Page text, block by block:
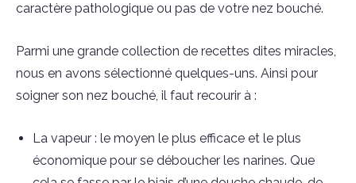
caractère pathologique ou pas de votre nez bouché.
Parmi une grande collection de recettes dites miracles,
nous en avons sélectionné quelques-uns. Ainsi pour
soigner son nez bouché, il faut recourir à :
La vapeur : le moyen le plus efficace et le plus
économique pour se déboucher les narines. Que